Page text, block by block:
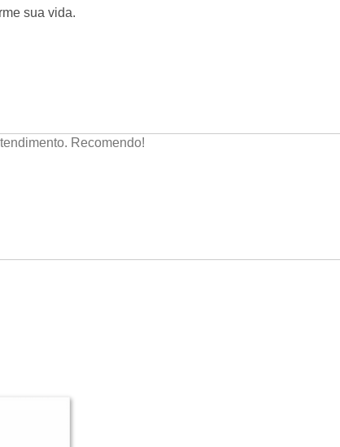
sua vida.